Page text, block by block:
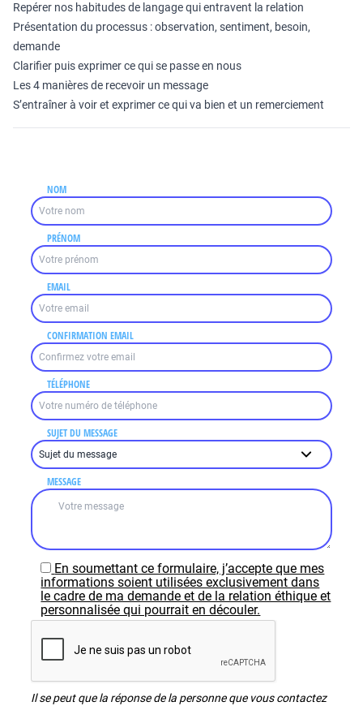
Repérer nos habitudes de langage qui entravent la relation
Présentation du processus : observation, sentiment, besoin,
demande
Clarifier puis exprimer ce qui se passe en nous
Les 4 manières de recevoir un message
S’entraîner à voir et exprimer ce qui va bien et un remerciement
NOM
PRÉNOM
EMAIL
CONFIRMATION EMAIL
TÉLÉPHONE
SUJET DU MESSAGE
MESSAGE
En soumettant ce formulaire, j’accepte que mes
informations soient utilisées exclusivement dans
le cadre de ma demande et de la relation éthique et
personnalisée qui pourrait en découler.
Il se peut que la réponse de la personne que vous contactez